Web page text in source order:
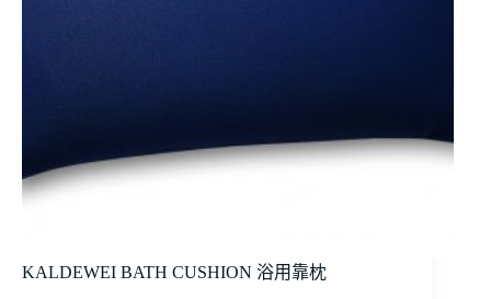
KALDEWEI BATH CUSHION 浴用靠枕